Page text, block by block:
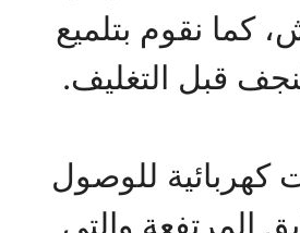
كما نقوم بتلميع
قبل التغليف.
كهربائية للوصول
المرتفعة والتي